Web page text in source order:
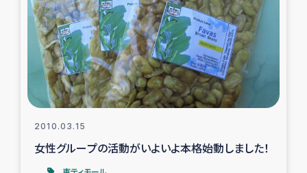
2010.03.15
女性グループの活動がいよいよ本格始動しました！